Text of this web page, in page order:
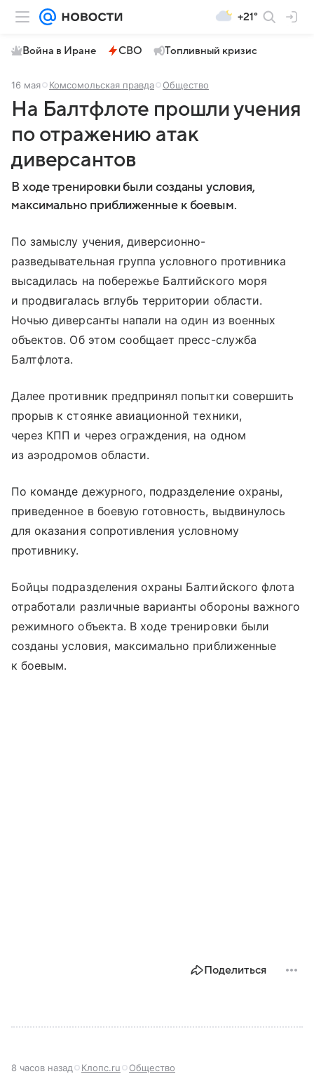
+21°
Война в Иране СВО Топливный кризис
16 мая Комсомольская правда Общество
На Балтфлоте прошли учения
по отражению атак
диверсантов
В ходе тренировки были созданы условия,
максимально приближенные к боевым.
По замыслу учения, диверсионно-
разведывательная группа условного противника
высадилась на побережье Балтийского моря
и продвигалась вглубь территории области.
Ночью диверсанты напали на один из военных
объектов. Об этом сообщает пресс-служба
Балтфлота.
Далее противник предпринял попытки совершить
прорыв к стоянке авиационной техники,
через КПП и через ограждения, на одном
из аэродромов области.
По команде дежурного, подразделение охраны,
приведенное в боевую готовность, выдвинулось
для оказания сопротивления условному
противнику.
Бойцы подразделения охраны Балтийского флота
отработали различные варианты обороны важного
режимного объекта. В ходе тренировки были
созданы условия, максимально приближенные
к боевым.
Поделиться
8 часов назад Клопс.ru Общество